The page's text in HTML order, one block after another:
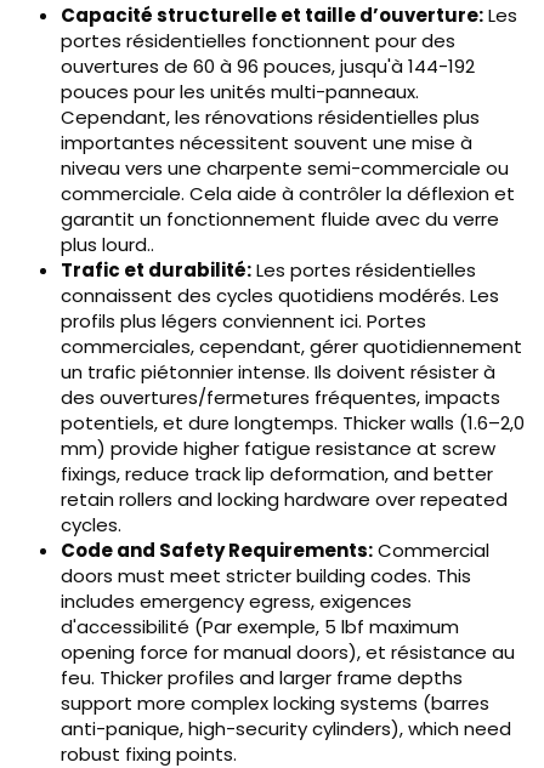
Capacité structurelle et taille d’ouverture:Les
portes résidentielles fonctionnent pour des
ouvertures de 60 à 96 pouces, jusqu'à 144-192
pouces pour les unités multi-panneaux.
Cependant, les rénovations résidentielles plus
importantes nécessitent souvent une mise à
niveau vers une charpente semi-commerciale ou
commerciale. Cela aide à contrôler la déflexion et
garantit un fonctionnement fluide avec du verre
plus lourd..
Trafic et durabilité:Les portes résidentielles
connaissent des cycles quotidiens modérés. Les
profils plus légers conviennent ici. Portes
commerciales, cependant, gérer quotidiennement
un trafic piétonnier intense. Ils doivent résister à
des ouvertures/fermetures fréquentes, impacts
potentiels, et dure longtemps. Thicker walls (1.6–2,0
mm) provide higher fatigue resistance at screw
fixings,reduce track lip deformation,and better
retain rollers and locking hardware over repeated
cycles.
Code and Safety Requirements:Commercial
doors must meet stricter building codes. This
includes emergency egress, exigences
d'accessibilité (Par exemple, 5 lbf maximum
opening force for manual doors), et résistance au
feu. Thicker profiles and larger frame depths
support more complex locking systems (barres
anti-panique,high-security cylinders),which need
robust fixing points.